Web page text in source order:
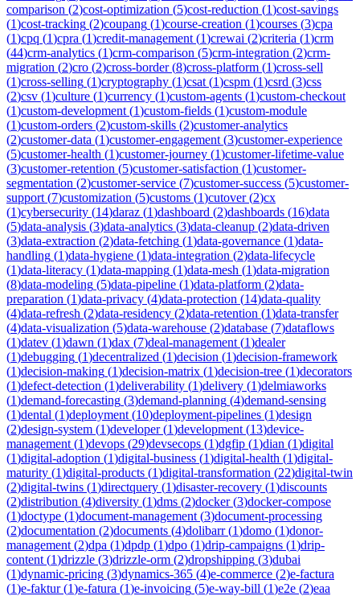
comparison (2)cost-optimization (5)cost-reduction (1)cost-savings
(1)cost-tracking (2)coupang (1)course-creation (1)courses (3)cpa
(1)cpq (1)cpra (1)credit-management (1)crewai (2)criteria (1)crm
(44)crm-analytics (1)crm-comparison (5)crm-integration (2)crm-
migration (2)cro (2)cross-border(8)cross-platform (1)cross-sell
(1)cross-selling (1)cryptography (1)csat (1)cspm (1)csrd (3)css
(2)csv (1)culture (1)currency (1)custom-agents (1)custom-checkout
(1)custom-development (1)custom-fields (1)custom-module
(1)custom-orders (2)custom-skills (2)customer-analytics
(2)customer-data (1)customer-engagement (3)customer-experience
(5)customer-health (1)customer-journey (1)customer-lifetime-value
(3)customer-retention (5)customer-satisfaction (1)customer-
segmentation (2)customer-service (7)customer-success (5)customer-
support (7)customization (5)customs (1)cutover(2)cx
(1)cybersecurity (14)daraz (1)dashboard (2)dashboards (16)data
(5)data-analysis (3)data-analytics (3)data-cleanup (2)data-driven
(3)data-extraction (2)data-fetching (1)data-governance (1)data-
handling (1)data-hygiene (1)data-integration (2)data-lifecycle
(1)data-literacy (1)data-mapping (1)data-mesh (1)data-migration
(8)data-modeling (5)data-pipeline (1)data-platform (2)data-
preparation (1)data-privacy (4)data-protection (14)data-quality
(4)data-refresh (2)data-residency (2)data-retention (1)data-transfer
(4)data-visualization (5)data-warehouse (2)database (7)dataflows
(1)datev (1)dawn (1)dax (7)deal-management (1)dealer
(1)debugging (1)decentralized (1)decision (1)decision-framework
(1)decision-making (1)decision-matrix (1)decision-tree (1)decorators
(1)defect-detection (1)deliverability (1)delivery (1)delmiaworks
(1)demand-forecasting (3)demand-planning (4)demand-sensing
(1)dental (1)deployment (10)deployment-pipelines (1)design
(2)design-system (1)developer(1)development (13)device-
management (1)devops (29)devsecops (1)dgfip (1)dian (1)digital
(1)digital-adoption (1)digital-business (1)digital-health (1)digital-
maturity (1)digital-products (1)digital-transformation (22)digital-twin
(2)digital-twins (1)directquery (1)disaster-recovery (1)discounts
(2)distribution (4)diversity (1)dms (2)docker(3)docker-compose
(1)doctype (1)document-management (3)document-processing
(2)documentation (2)documents (4)dolibarr(1)domo (1)donor-
management (2)dpa (1)dpdp (1)dpo (1)drip-campaigns (1)drip-
content (1)drizzle (3)drizzle-orm (2)dropshipping (3)dubai
(1)dynamic-pricing (3)dynamics-365 (4)e-commerce (2)e-factura
(1)e-faktur(1)e-fatura (1)e-invoicing (5)e-way-bill (1)e2e (2)eaa